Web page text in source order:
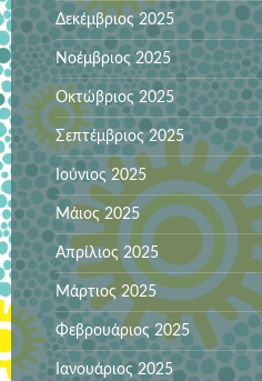
Δεκέμβριος 2025
Νοέμβριος 2025
Οκτώβριος 2025
Σεπτέμβριος 2025
Ιούνιος 2025
Μάιος 2025
Απρίλιος 2025
Μάρτιος 2025
Φεβρουάριος 2025
Ιανουάριος 2025